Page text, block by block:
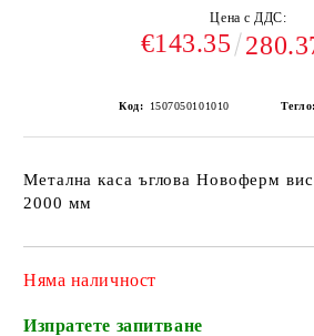
Цена с ДДС:
€143.35
Код: 1507050101010 Тегло:
Метална каса ъглова Новоферм
2000 мм
Няма наличност
Изпратете запитване